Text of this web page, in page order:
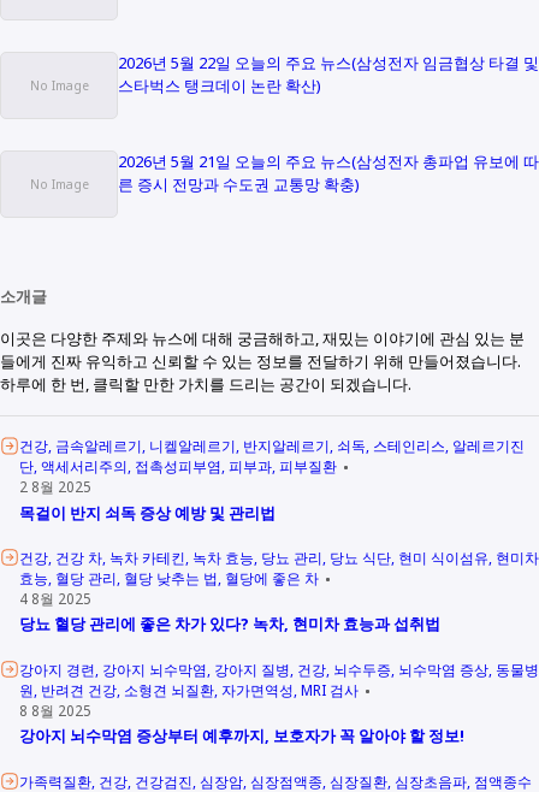
2026년 5월 22일 오늘의 주요 뉴스(삼성전자 임금협상 타결 및
스타벅스 탱크데이 논란 확산)
2026년 5월 21일 오늘의 주요 뉴스(삼성전자 총파업 유보에 따
른 증시 전망과 수도권 교통망 확충)
소개글
이곳은 다양한 주제와 뉴스에 대해 궁금해하고, 재밌는 이야기에 관심 있는 분
들에게 진짜 유익하고 신뢰할 수 있는 정보를 전달하기 위해 만들어졌습니다.
하루에 한 번, 클릭할 만한 가치를 드리는 공간이 되겠습니다.
건강 금속알레르기 니켈알레르기 반지알레르기 쇠독 스테인리스 알레르기진
단 액세서리주의 접촉성피부염 피부과 피부질환
2 8월 2025
목걸이 반지 쇠독 증상 예방 및 관리법
건강 건강 차 녹차 카테킨 녹차 효능 당뇨 관리 당뇨 식단 현미 식이섬유 현미차
효능 혈당 관리 혈당 낮추는 법 혈당에 좋은 차
4 8월 2025
당뇨 혈당 관리에 좋은 차가 있다? 녹차, 현미차 효능과 섭취법
강아지 경련 강아지 뇌수막염 강아지 질병 건강 뇌수두증 뇌수막염 증상 동물병
원 반려견 건강 소형견 뇌질환 자가면역성 MRI 검사
8 8월 2025
강아지 뇌수막염 증상부터 예후까지, 보호자가 꼭 알아야 할 정보!
가족력질환 건강 건강검진 심장암 심장점액종 심장질환 심장초음파 점액종수